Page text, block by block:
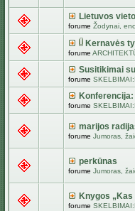
Lietuvos
forume Žodynai,
Kernavės
forume
Susitikimai
forume
forume
marijos
forume Jumoras,
perkūnas
forume Jumoras,
Knygos
forume